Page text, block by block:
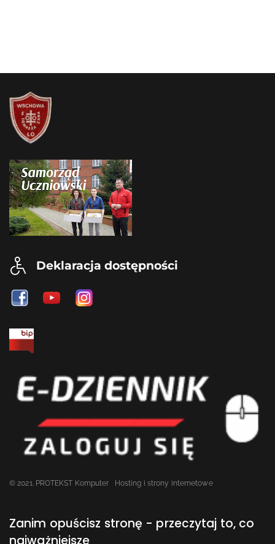
Deklaracja dostępności
© 2021. PROTEKST Komputer Hosting i strony internetowe
Zanim opuścisz stronę - przeczytaj to, co
najważniejsze